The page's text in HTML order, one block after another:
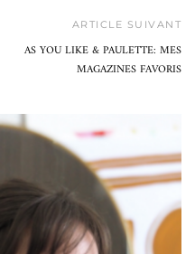
ARTICLE SUIVANT
AS YOU LIKE & PAULETTE: MES
MAGAZINES FAVORIS